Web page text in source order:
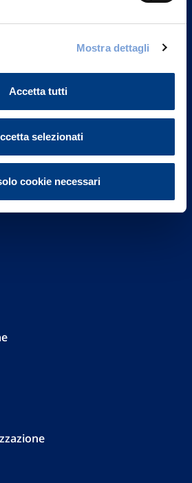
Mostra dettagli
Accetta tutti
selezionati
cookie necessari